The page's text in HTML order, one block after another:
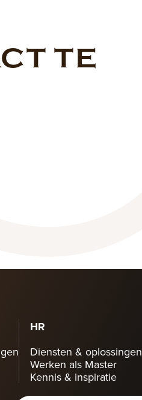
TE
HR
Diensten & oplossingen
Werken als Master
Kennis & inspiratie